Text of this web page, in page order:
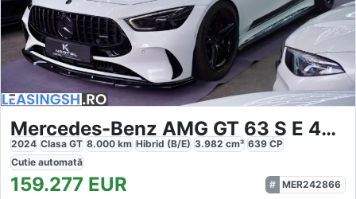
Mercedes-Benz AMG GT 63 S E 4Matic Performance Manufaktur
2024 Clasa GT 8.000 km Hibrid (B/E) 3.982 cm³ 639 CP
Cutie automată
159.277 EUR
MER242866